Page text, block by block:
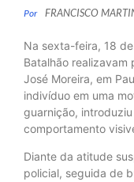
Por FRANCISCO
Na sexta-feira, 18
Batalhão realizavam
José Moreira, em
indivíduo em uma
guarnição,
comportamento
Diante da atitude
policial, seguida de